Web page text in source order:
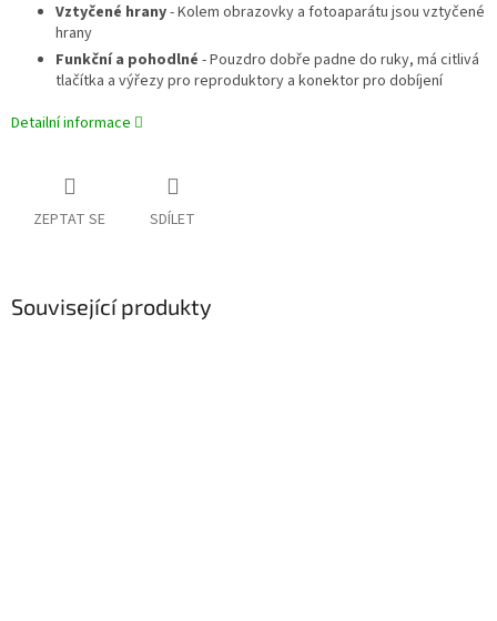
Vztyčené hrany- Kolem obrazovky a fotoaparátu jsou vztyčené
hrany
Funkční a pohodlné - Pouzdro dobře padne do ruky, má citlivá
tlačítka a výřezy pro reproduktory a konektor pro dobíjení
Detailní informace
ZEPTAT SE SDÍLET
Související produkty